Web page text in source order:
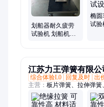
划船器耐久疲劳
试验机 划船机疲
椭圆
试验
江苏力王弹簧有限公
综合体验L0
回复及时 出
主营： 板片弹簧、拉伸弹
不锈钢弹簧、不锈钢压簧